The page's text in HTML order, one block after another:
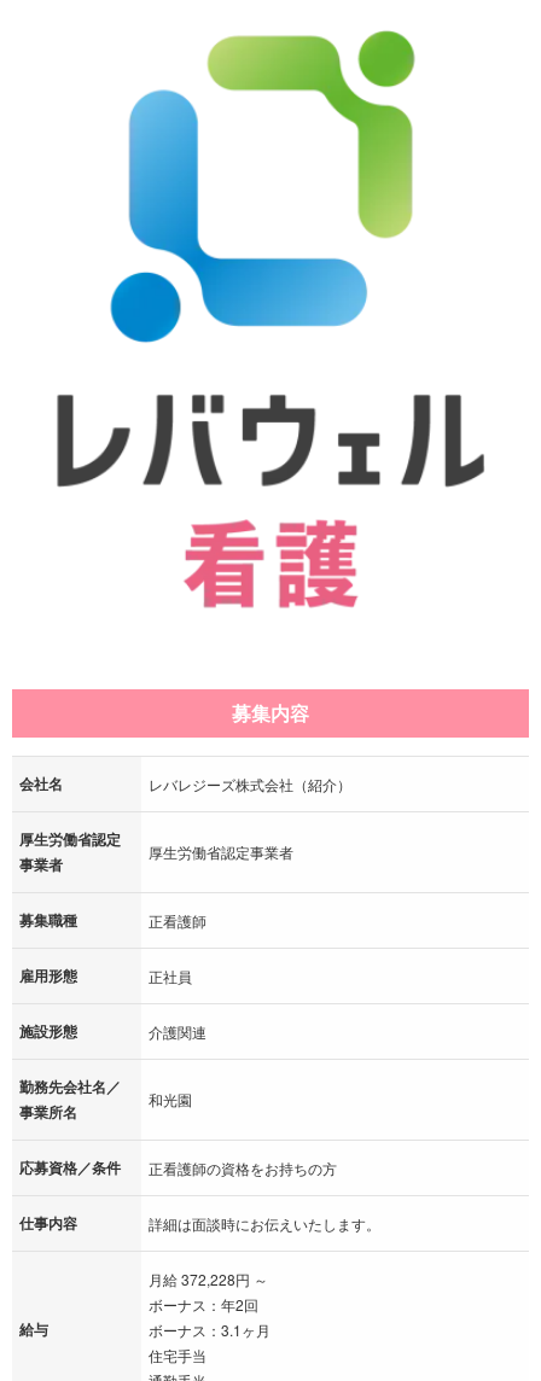
募集内容
会社名 レバレジーズ株式会社（紹介）
厚生労働省認定
事業者
厚生労働省認定事業者
募集職種 正看護師
雇用形態 正社員
施設形態 介護関連
勤務先会社名／
事業所名
和光園
応募資格／条件 正看護師の資格をお持ちの方
仕事内容 詳細は面談時にお伝えいたします。
給与
月給 372,228円 ～
ボーナス：年2回
ボーナス：3.1ヶ月
住宅手当